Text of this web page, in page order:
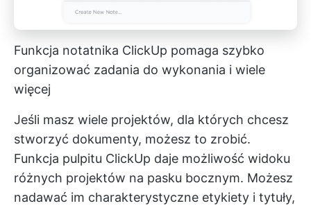
Funkcja notatnika ClickUp pomaga szybko
organizować zadania do wykonania i wiele
więcej
Jeśli masz wiele projektów, dla których chcesz
stworzyć dokumenty, możesz to zrobić.
Funkcja pulpitu ClickUp daje możliwość widoku
różnych projektów na pasku bocznym. Możesz
nadawać im charakterystyczne etykiety i tytuły,